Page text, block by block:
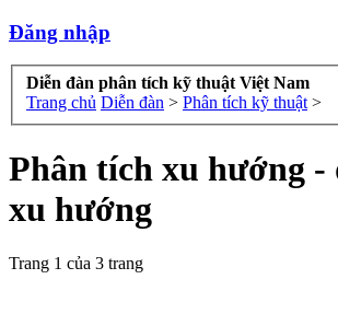
Đăng nhập
Diễn đàn phân tích kỹ thuật Việt Nam
Trang chủ Diễn đàn > Phân tích kỹ thuật >
Phân tích xu hướng -
xu hướng
Trang 1 của 3 trang